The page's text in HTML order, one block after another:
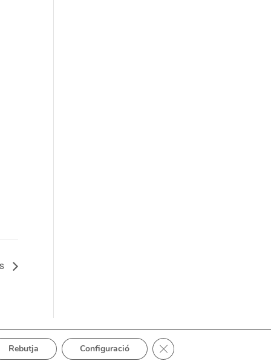
Rebutja Configuració Tanca el bàner de galetes